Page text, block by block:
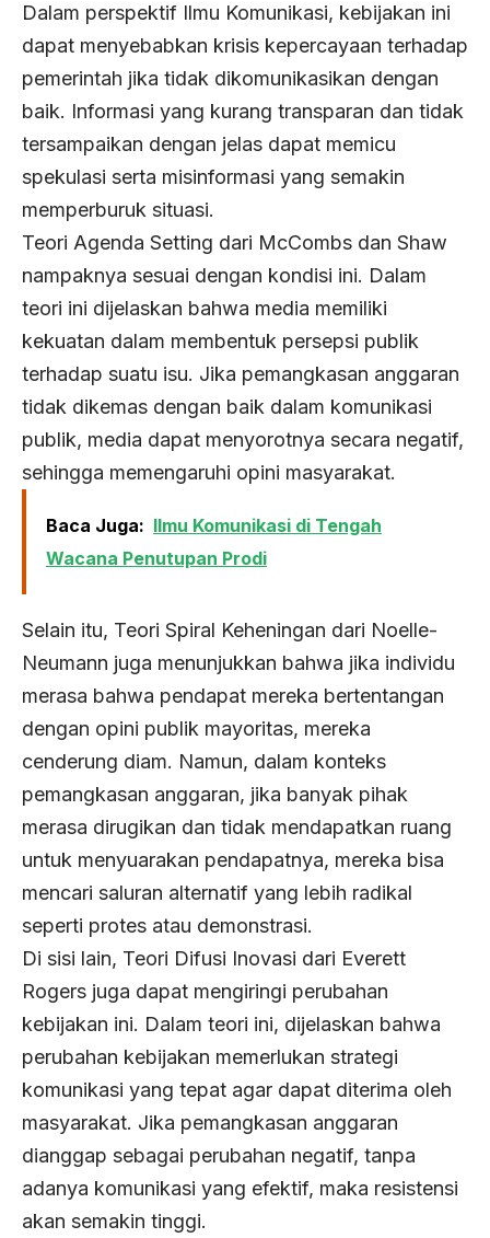
Dalam perspektif Ilmu Komunikasi, kebijakan ini
dapat menyebabkan krisis kepercayaan terhadap
pemerintah jika tidak dikomunikasikan dengan
baik. Informasi yang kurang transparan dan tidak
tersampaikan dengan jelas dapat memicu
spekulasi serta misinformasi yang semakin
memperburuk situasi.
Teori Agenda Setting dari McCombs dan Shaw
nampaknya sesuai dengan kondisi ini. Dalam
teori ini dijelaskan bahwa media memiliki
kekuatan dalam membentuk persepsi publik
terhadap suatu isu. Jika pemangkasan anggaran
tidak dikemas dengan baik dalam komunikasi
publik, media dapat menyorotnya secara negatif,
sehingga memengaruhi opini masyarakat.
Baca Juga: Ilmu Komunikasi di Tengah
Wacana Penutupan Prodi
Selain itu, Teori Spiral Keheningan dari Noelle-
Neumann juga menunjukkan bahwa jika individu
merasa bahwa pendapat mereka bertentangan
dengan opini publik mayoritas, mereka
cenderung diam. Namun, dalam konteks
pemangkasan anggaran, jika banyak pihak
merasa dirugikan dan tidak mendapatkan ruang
untuk menyuarakan pendapatnya, mereka bisa
mencari saluran alternatif yang lebih radikal
seperti protes atau demonstrasi.
Di sisi lain, Teori Difusi Inovasi dari Everett
Rogers juga dapat mengiringi perubahan
kebijakan ini. Dalam teori ini, dijelaskan bahwa
perubahan kebijakan memerlukan strategi
komunikasi yang tepat agar dapat diterima oleh
masyarakat. Jika pemangkasan anggaran
dianggap sebagai perubahan negatif, tanpa
adanya komunikasi yang efektif, maka resistensi
akan semakin tinggi.